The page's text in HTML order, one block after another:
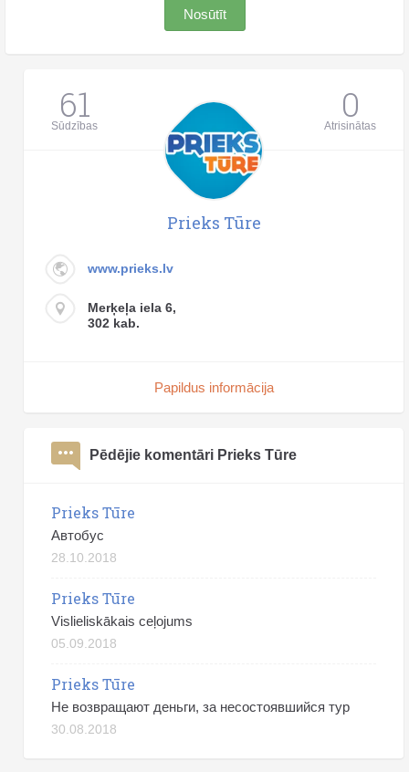
Nosūtīt
61
Sūdzības 0
Atrisinātas
Prieks Tūre
www.prieks.lv
Merķeļa iela 6,
302 kab.
Papildus informācija
Pēdējie komentāri Prieks Tūre
Prieks Tūre
Автобус
28.10.2018
Prieks Tūre
Vislieliskākais ceļojums
05.09.2018
Prieks Tūre
Не возвращают деньги, за несостоявшийся тур
30.08.2018